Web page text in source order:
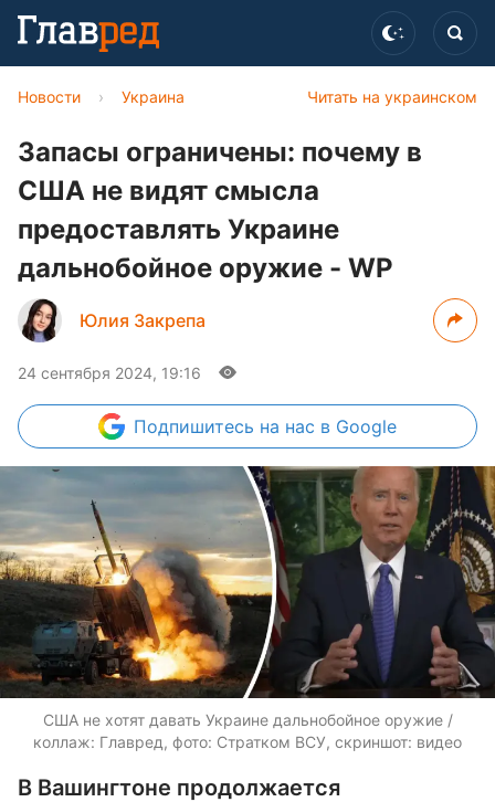
Читать на украинском
Новости › Украина
Запасы ограничены: почему в
США не видят смысла
предоставлять Украине
дальнобойное оружие - WP
Юлия Закрепа
24 сентября 2024, 19:16
Подпишитесь на нас в Google
США не хотят давать Украине дальнобойное оружие /
коллаж: Главред, фото: Стратком ВСУ, скриншот: видео
В Вашингтоне продолжается